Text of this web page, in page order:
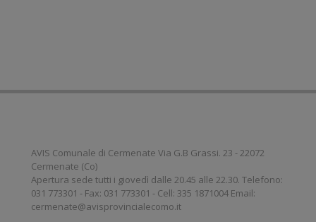
AVIS Comunale di Cermenate Via G.B Grassi. 23 - 22072
Cermenate (Co)
Apertura sede tutti i giovedì dalle 20.45 alle 22.30. Telefono:
031 773301 - Fax: 031 773301 - Cell: 335 1871004 Email:
cermenate@avisprovincialecomo.it